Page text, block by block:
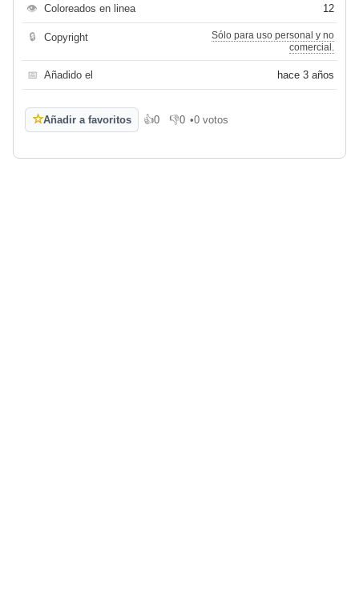
👁 Coloreados en linea 12
🔒 Copyright
Sólo para uso personal y no
comercial.
📅 Añadido el hace 3 años
☆Añadir a favoritos 👍0
Me gusta
👎0
No me gusta
•0 votos